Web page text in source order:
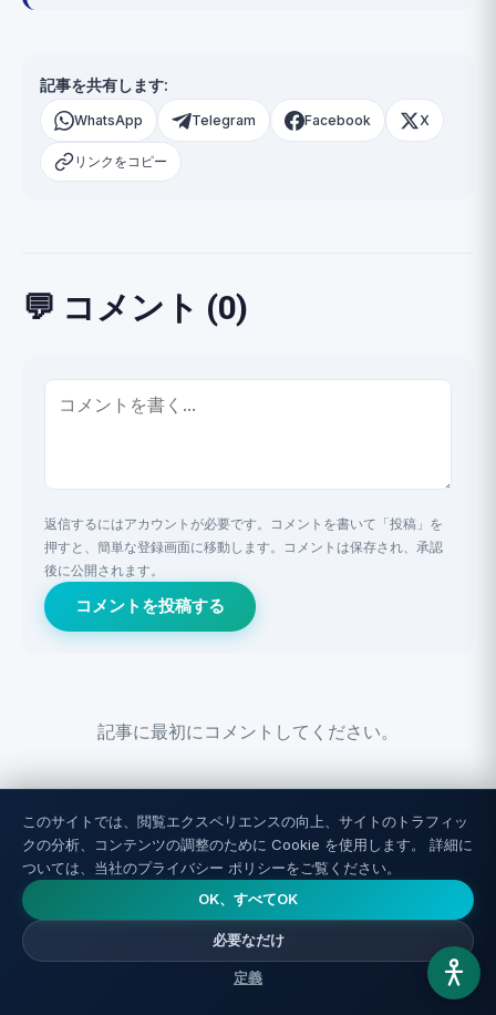
記事を共有します:
WhatsApp Telegram Facebook X
リンクをコピー
💬 コメント (0)
返信するにはアカウントが必要です。コメントを書いて「投稿」を
押すと、簡単な登録画面に移動します。コメントは保存され、承認
後に公開されます。
コメントを投稿する
記事に最初にコメントしてください。
関連記事
このサイトでは、閲覧エクスペリエンスの向上、サイトのトラフィッ
クの分析、コンテンツの調整のために Cookie を使用します。 詳細に
ついては、当社のプライバシー ポリシーをご覧ください。
OK、すべてOK
必要なだけ
定義